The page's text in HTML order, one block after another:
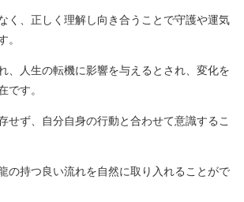
く、正しく理解し向き合うことで守護や運気
。
、人生の転機に影響を与えるとされ、変化を
です。
せず、自分自身の行動と合わせて意識するこ
の持つ良い流れを自然に取り入れることがで